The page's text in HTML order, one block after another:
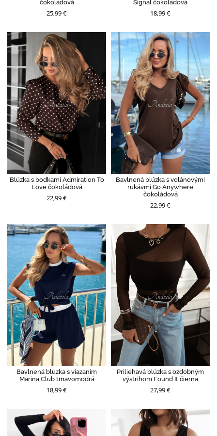
čokoládová
25,99 €
Signal čokoládová
18,99 €
Blúzka s bodkami Admiration To
Love čokoládová
22,99 €
Bavlnená blúzka s volánovými
rukávmi Go Anywhere
čokoládová
22,99 €
Bavlnená blúzka s viazaním
Marina Club tmavomodrá
18,99 €
Priliehavá blúzka s ozdobným
výstrihom Found It čierna
27,99 €